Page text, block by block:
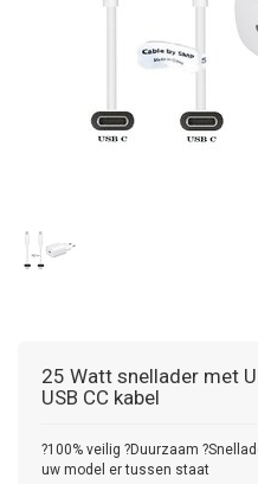
25 Watt snellader met
USB CC kabel
?100% veilig ?Duurzaam
uw model er tussen staat